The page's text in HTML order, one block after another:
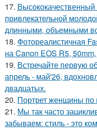
17.
привлекательной
длинными, объемными
18. Фотореалистичная
на Canon EOS R5,
19. Встречайте первую
апрель - май'26,
двадцатых.
20. Портрет женщины по
21. Мы так часто
забываем: стиль - это